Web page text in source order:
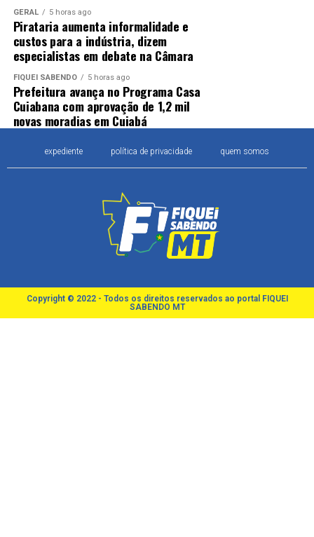
GERAL 5 horas ago
Pirataria aumenta informalidade e
custos para a indústria, dizem
especialistas em debate na Câmara
FIQUEI SABENDO 5 horas ago
Prefeitura avança no Programa Casa
Cuiabana com aprovação de 1,2 mil
novas moradias em Cuiabá
expediente política de privacidade quem somos
Copyright © 2022 - Todos os direitos reservados ao portal FIQUEI
SABENDO MT